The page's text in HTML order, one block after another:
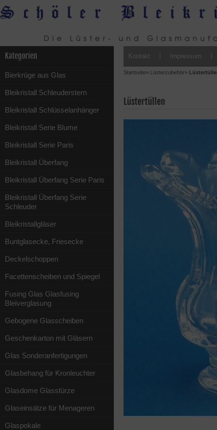
Kategorien
Bierkrüge aus Glas
Bleikristall Schleuderstern
Bleikristall Schlüsselanhänger
Bleikristall Serie Blume
Bleikristall Serie Paris
Bleikristall Überfang
Bleikristall Überfang Serie Paris
Bleikristall Überfang Serie
Schleuder
Bleikristallgläser
Buntglasecke, Friesecke
Deckelschoppen
Facettenscheiben und Spiegel
Fusing Glas Glasfusing
Bleiverglasung
Gebogene Glasscheiben
Geschenkarton mit Gläsern
Glas Sonderanfertigungen
Glasbehang für Kronleuchter
Glasdome Glasstürze
Glaseinsätze für Menageren
Glaspokale
Kontakt Impressum
Startseite» Lüsterzubehör»
Lüstertüllen